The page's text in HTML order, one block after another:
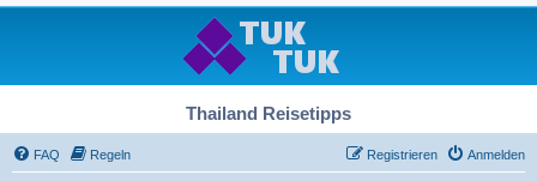
Thailand Reisetipps
FAQ Regeln Anmelden
Registrieren